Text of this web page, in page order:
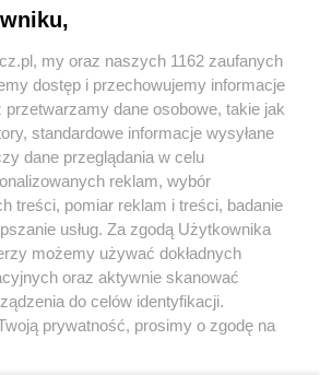
PRYWATNOŚCI HOSTING
RSS FACEBOOK KONTAKT
Nasze serwisy
Muzyka i kultura
Archiwum wydarzeń
my oraz naszych 1162 zaufanych
dostęp i przechowujemy informacje
przetwarzamy dane osobowe, takie jak
standardowe informacje wysyłane
dane przeglądania w celu
reklam, wybór
treści, pomiar reklam i treści, badanie
usług. Za zgodą Użytkownika
możemy używać dokładnych
oraz aktywnie skanować
do celów identyfikacji.
prywatność, prosimy o zgodę na